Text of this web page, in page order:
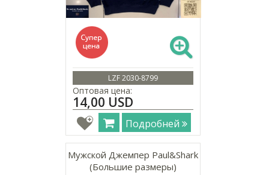
LZF 2030-8799
Оптовая цена:
14,00 USD
Подробней
Мужской Джемпер Paul&Shark
(Большие размеры)